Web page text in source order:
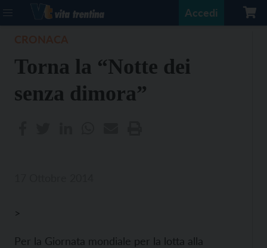
Accedi
Torna la “Notte dei
senza dimora”
>
Per la Giornata mondiale per la lotta alla